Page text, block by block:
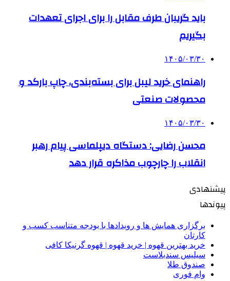
باید گریبان طرف مقابل را برای اجرای تعهدات
بگیریم
۱۴۰۵/۰۳/۳۰
راهنمای خرید لیبل برای بسته‌بندی، چاپ بارکد و
محصولات صنعتی
۱۴۰۵/۰۳/۳۰
محسن رضایی: دستگاه دیپلماسی پیام رهبر
انقلاب را چارچوب مذاکره قرار دهد
پیشنهادی
پیوندها
برگزاری همایش ها و رویدادها با بودجه متناسب کسب و
کارتان
خرید بهترین قهوه | خرید قهوه | قهوه گرنیکا کافی
سیلیس سندبلاست
صندوق طلا
وام فوری